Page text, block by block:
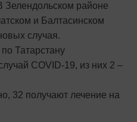
Зелендольском районе
и Балтасинском
случая.
Татарстану
COVID-19, из них 2 –
32 получают лечение на